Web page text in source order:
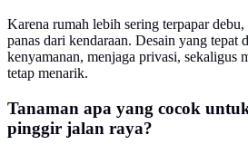
Karena rumah lebih sering terpapar
panas dari kendaraan. Desain yang tepat
kenyamanan, menjaga privasi, sekaligus
tetap menarik.
Tanaman apa yang cocok
pinggir jalan raya?